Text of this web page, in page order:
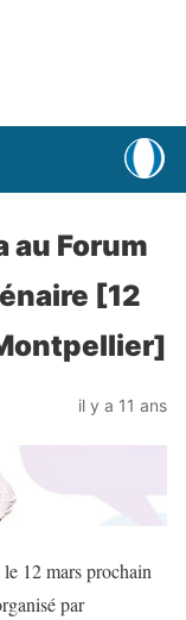
au Forum
[12
il y a 11 ans
12 mars prochain
par